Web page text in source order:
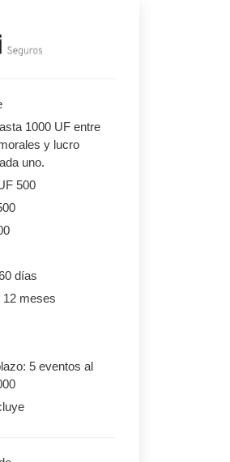
1000 UF entre
y lucro
uno.
500
días
12 meses
5 eventos al